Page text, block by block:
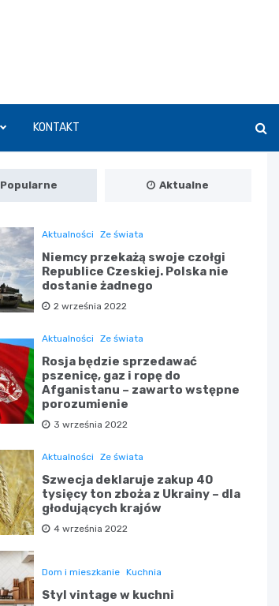
KONTAKT
Popularne Aktualne
Aktualności Ze świata
Niemcy przekażą swoje czołgi
Republice Czeskiej. Polska nie
dostanie żadnego
2 września 2022
Aktualności Ze świata
Rosja będzie sprzedawać
pszenicę, gaz i ropę do
Afganistanu – zawarto wstępne
porozumienie
3 września 2022
Aktualności Ze świata
Szwecja deklaruje zakup 40
tysięcy ton zboża z Ukrainy – dla
głodujących krajów
4 września 2022
Dom i mieszkanie Kuchnia
Styl vintage w kuchni